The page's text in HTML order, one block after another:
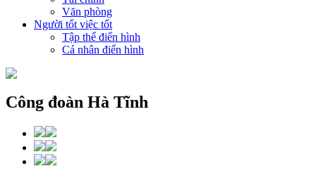
Văn phòng
Người tốt việc tốt
Tập thể điển hình
Cá nhân điển hình
Công đoàn Hà Tĩnh